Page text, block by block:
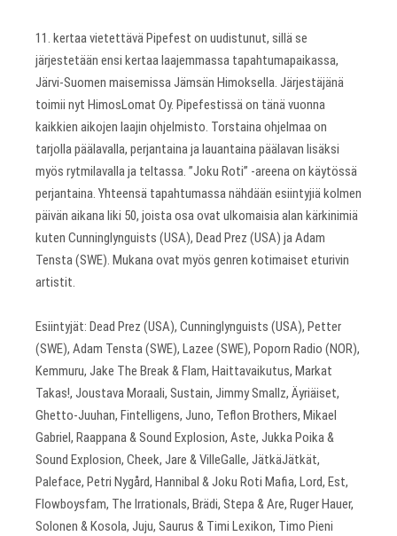
11. kertaa vietettävä Pipefest on uudistunut, sillä se
järjestetään ensi kertaa laajemmassa tapahtumapaikassa,
Järvi-Suomen maisemissa Jämsän Himoksella. Järjestäjänä
toimii nyt HimosLomat Oy. Pipefestissä on tänä vuonna
kaikkien aikojen laajin ohjelmisto. Torstaina ohjelmaa on
tarjolla päälavalla, perjantaina ja lauantaina päälavan lisäksi
myös rytmilavalla ja teltassa. ”Joku Roti” -areena on käytössä
perjantaina. Yhteensä tapahtumassa nähdään esiintyjiä kolmen
päivän aikana liki 50, joista osa ovat ulkomaisia alan kärkinimiä
kuten Cunninglynguists (USA), Dead Prez (USA) ja Adam
Tensta (SWE). Mukana ovat myös genren kotimaiset eturivin
artistit.
Esiintyjät: Dead Prez (USA), Cunninglynguists (USA), Petter
(SWE), Adam Tensta (SWE), Lazee (SWE), Poporn Radio (NOR),
Kemmuru, Jake The Break & Flam, Haittavaikutus, Markat
Takas!, Joustava Moraali, Sustain, Jimmy Smallz, Äyriäiset,
Ghetto-Juuhan, Fintelligens, Juno, Teflon Brothers, Mikael
Gabriel, Raappana & Sound Explosion, Aste, Jukka Poika &
Sound Explosion, Cheek, Jare & VilleGalle, JätkäJätkät,
Paleface, Petri Nygård, Hannibal & Joku Roti Mafia, Lord, Est,
Flowboysfam, The Irrationals, Brädi, Stepa & Are, Ruger Hauer,
Solonen & Kosola, Juju, Saurus & Timi Lexikon, Timo Pieni